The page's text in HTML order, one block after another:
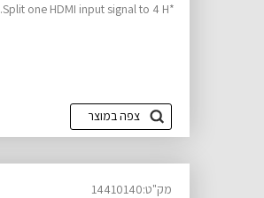
*Split one HDMI input signal to 4 H...
צפה במוצר
מק"ט:14410140